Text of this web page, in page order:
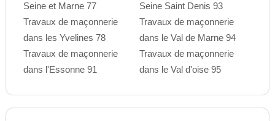
Seine et Marne 77
Travaux de maçonnerie
dans les Yvelines 78
Travaux de maçonnerie
dans l'Essonne 91
Seine Saint Denis 93
Travaux de maçonnerie
dans le Val de Marne 94
Travaux de maçonnerie
dans le Val d'oise 95